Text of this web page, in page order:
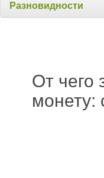
Разновидности
От чего
монету: